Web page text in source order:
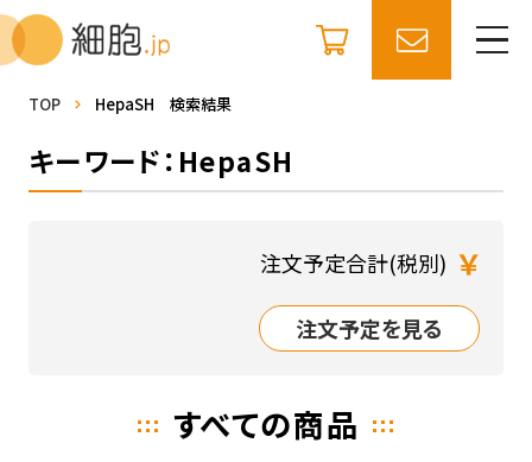
TOP HepaSH 検索結果
キーワード：HepaSH
注文予定合計(税別) ￥
注文予定を見る
すべての商品